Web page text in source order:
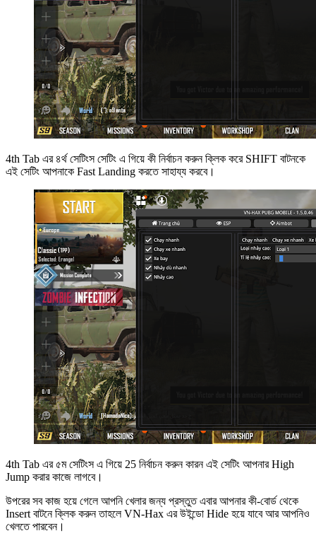
4th Tab এর ৪র্থ সেটিংস সেটিং এ গিয়ে কী নির্বাচন করুন ক্লিক করে SHIFT বাটনকে
এই সেটিং আপনাকে Fast Landing করতে সাহায্য করবে।
4th Tab এর ৫ম সেটিংস এ গিয়ে 25 নির্বাচন করুন কারন এই সেটিং আপনার High
Jump করার কাজে লাগবে।
উপরের সব কাজ হয়ে গেলে আপনি খেলার জন্য প্রস্তুত এবার আপনার কী-বোর্ড থেকে
Insert বাটনে ক্লিক করুন তাহলে VN-Hax এর উইন্ডো Hide হয়ে যাবে আর আপনিও
খেলতে পারবেন।